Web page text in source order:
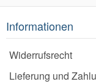
Informationen
Widerrufsrecht
Lieferung und